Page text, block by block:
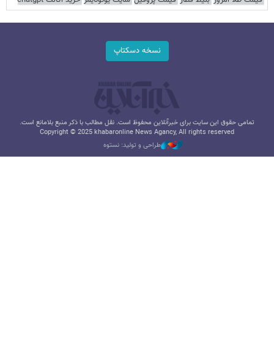
نسخه دسکتاپ
تمامی حقوق این سایت برای خبرآنلاین محفوظ است. نقل مطالب با ذکر منبع بلامانع است.
Copyright © 2025 khabaronline News Agancy, All rights reserved
طراحی و تولید: نستوه